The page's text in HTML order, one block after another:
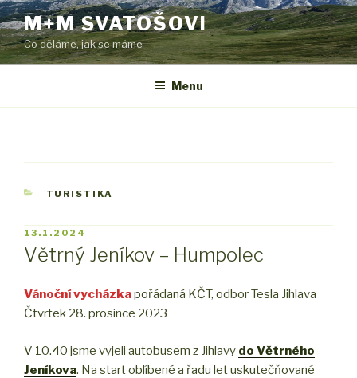
Přejít
k
obsahu
webu
M+M SVATOŠOVI
Co děláme, jak se máme
Menu
RUBRIKY
TURISTIKA
PUBLIKOVÁNO
13.1.2024
Větrný Jeníkov – Humpolec
Vánoční vycházkapořádaná KČT, odbor Tesla Jihlava
Čtvrtek 28. prosince 2023
V 10.40 jsme vyjeli autobusem z Jihlavy do Větrného
Jeníkova. Na start oblíbené a řadu let uskutečňované